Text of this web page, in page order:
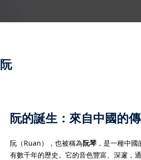
阮
阮的誕生：來自中國的
阮（Ruan），也被稱為阮琴 ，是一種中
有數千年的歷史。它的音色豐富、深邃，